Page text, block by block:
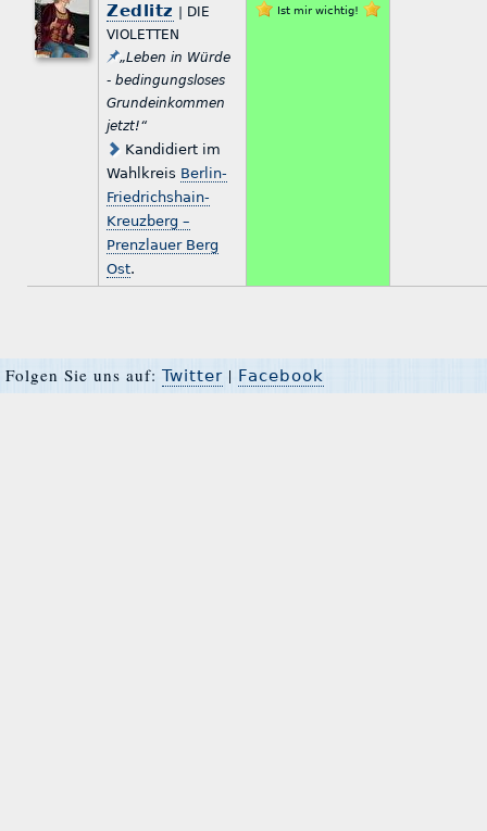
Zedlitz
| DIE
VIOLETTEN
„Leben in Würde
- bedingungsloses
Grundeinkommen
jetzt!“
Kandidiert im
Wahlkreis Berlin-
Friedrichshain-
Kreuzberg –
Prenzlauer Berg
Ost.
Ist mir wichtig!
Folgen Sie uns auf: Twitter | Facebook